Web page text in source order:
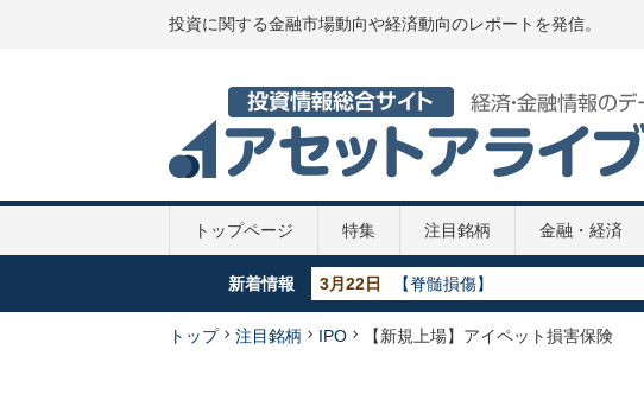
投資に関する金融市場動向や経済動向のレポートを発信。
トップページ 特集 注目銘柄 金融・経済
新着情報 3月22日 【脊髄損傷】
5月29日
【GDP】各国のGDP推移 2020年
5月29日
【政策金利推移】2020年
5月29日
【新型コロナ】第2次補正予算案
トップ 注目銘柄 IPO 【新規上場】アイペット損害保険